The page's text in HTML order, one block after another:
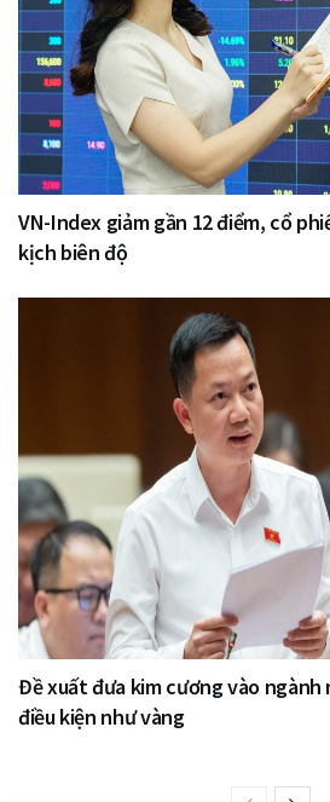
VN-Index giảm gần 12 điểm, cổ
kịch biên độ
Đề xuất đưa kim cương vào ngành
điều kiện như vàng